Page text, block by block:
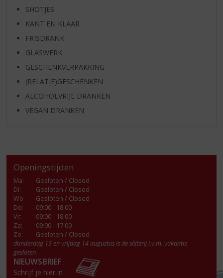
SHOTJES
KANT EN KLAAR
FRISDRANK
GLASWERK
GESCHENKVERPAKKING
(RELATIE)GESCHENKEN
ALCOHOLVRIJE DRANKEN
VEGAN DRANKEN
Openingstijden
Ma:
Gesloten / Closed
Di:
Gesloten / Closed
Wo:
Gesloten / Closed
Do:
09:00 - 18:00
Vr:
09:00 - 18:00
Za:
09:00 - 17:00
Zo:
Gesloten / Closed
donderdag 13 en vrijdag 14 augustus is de slijterij i.v.m. vakantie
gesloten.
NIEUWSBRIEF
Schrijf je hier in